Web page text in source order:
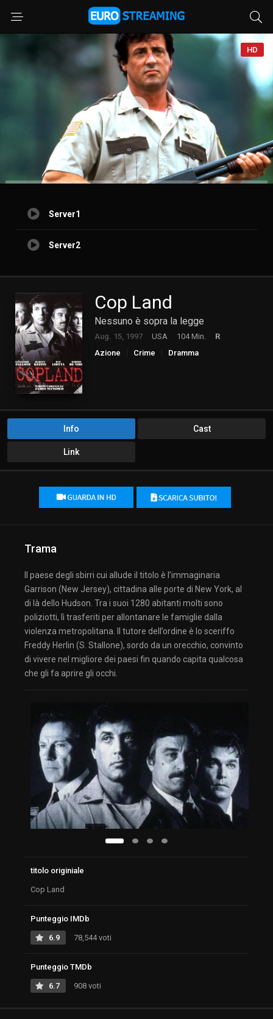
HD
Server1
Server2
Cop Land
Nessuno è sopra la legge
Aug. 15, 1997 USA 104 Min.
R
Azione
Crime Dramma
Info Cast
Link
Trama
Il paese degli sbirri cui allude il titolo è l’immaginaria
Garrison (New Jersey), cittadina alle porte di New York, al
di là dello Hudson. Tra i suoi 1280 abitanti molti sono
poliziotti, lì trasferiti per allontanare le famiglie dalla
violenza metropolitana. Il tutore dell’ordine è lo sceriffo
Freddy Herlin (S. Stallone), sordo da un orecchio, convinto
di vivere nel migliore dei paesi fin quando capita qualcosa
che gli fa aprire gli occhi.
titolo originiale
Cop Land
Punteggio IMDb
6.9 78,544 voti
Punteggio TMDb
6.7 908 voti